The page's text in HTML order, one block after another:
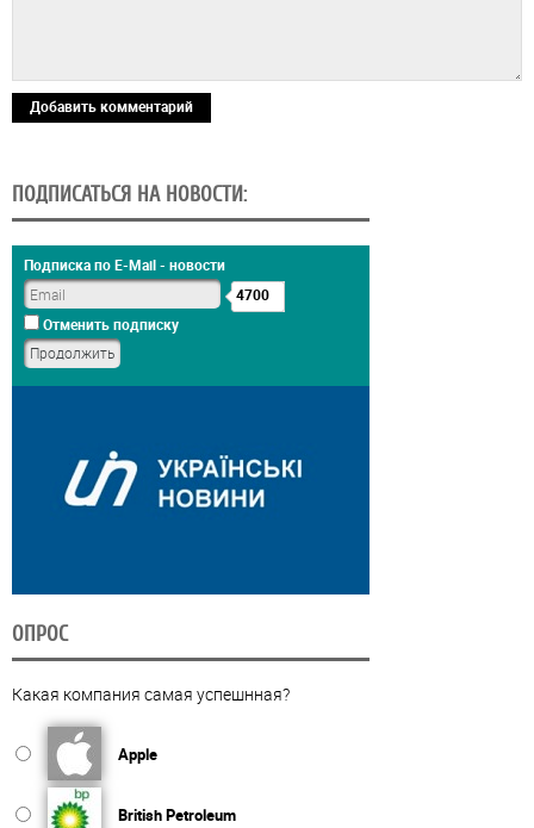
Добавить комментарий
ПОДПИСАТЬСЯ НА НОВОСТИ:
Подписка по E-Mail - новости
4700
Отменить подписку
ОПРОС
Какая компания самая успешнная?
Apple
British Petroleum